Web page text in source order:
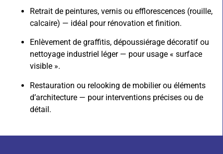
Retrait de peintures, vernis ou efflorescences (rouille,
calcaire) — idéal pour rénovation et finition.
Enlèvement de graffitis, dépoussiérage décoratif ou
nettoyage industriel léger — pour usage « surface
visible ».
Restauration ou relooking de mobilier ou éléments
d’architecture — pour interventions précises ou de
détail.